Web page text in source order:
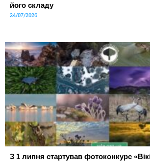
його складу
24/07/2026
З 1 липня стартував фотоконкурс